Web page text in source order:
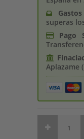
superas
Pago
Aplazame